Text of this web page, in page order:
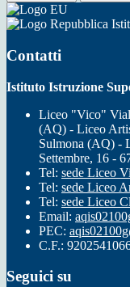
Contatti
Istituto Istruzione
Liceo "Vico"
(AQ) - Liceo
Sulmona (AQ) -
Settembre, 16 -
Tel: sede Liceo
Tel: sede Liceo
Tel: sede Liceo
Email:
PEC:
C.F.:
Seguici su